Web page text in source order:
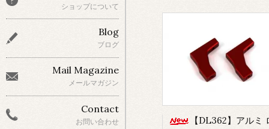
【DL362】アルミ ロープロサーボ用 L型 ポスト (マット
ショップについて
Blog
ブログ
Mail Magazine
メールマガジン
Contact
お問い合わせ